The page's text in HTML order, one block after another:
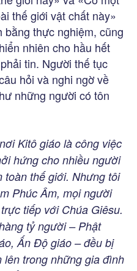
thế giới vật chất này»
thực nghiệm, cũng
nhiên cho hầu hết
tin. Người thế tục
hỏi và nghi ngờ về
những người có tôn
Kitô giáo là công việc
hứng cho nhiều người
toàn thế giới. Nhưng tôi
Phúc Âm, mọi người
tiếp với Chúa Giêsu.
tỷ người – Phật
Ấn Độ giáo – đều bị
trong những gia đình